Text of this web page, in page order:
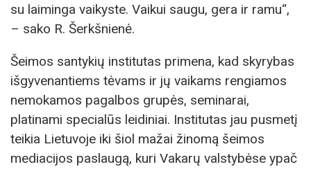
su laiminga vaikyste. Vaikui saugu, gera ir ramu“,
– sako R. Šerkšnienė.
Šeimos santykių institutas primena, kad skyrybas
išgyvenantiems tėvams ir jų vaikams rengiamos
nemokamos pagalbos grupės, seminarai,
platinami specialūs leidiniai. Institutas jau pusmetį
teikia Lietuvoje iki šiol mažai žinomą šeimos
mediacijos paslaugą, kuri Vakarų valstybėse ypač